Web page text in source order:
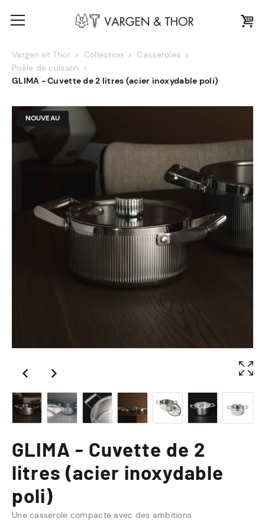
Vargen et Thor Collection
Casseroles
Poêle de cuisson
GLIMA - Cuvette de 2 litres (acier inoxydable poli)
NOUVEAU
GLIMA - Cuvette de 2
litres (acier inoxydable
poli)
Une casserole compacte avec des ambitions